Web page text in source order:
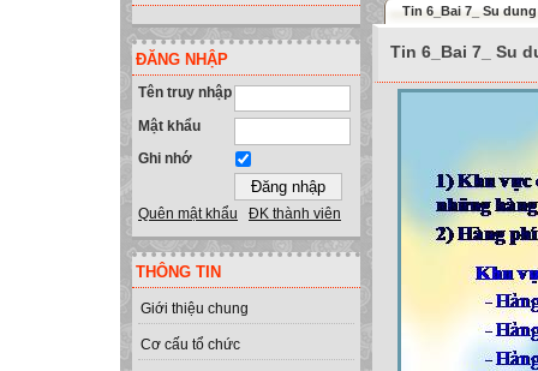
ĐĂNG NHẬP
Tên truy nhập
Mật khẩu
Ghi nhớ
Quên mật khẩu ĐK thành viên
THÔNG TIN
Giới thiệu chung
Cơ cấu tổ chức
Tin 6_Bai 7_ Su
Tin 6_Bai 7_ Su